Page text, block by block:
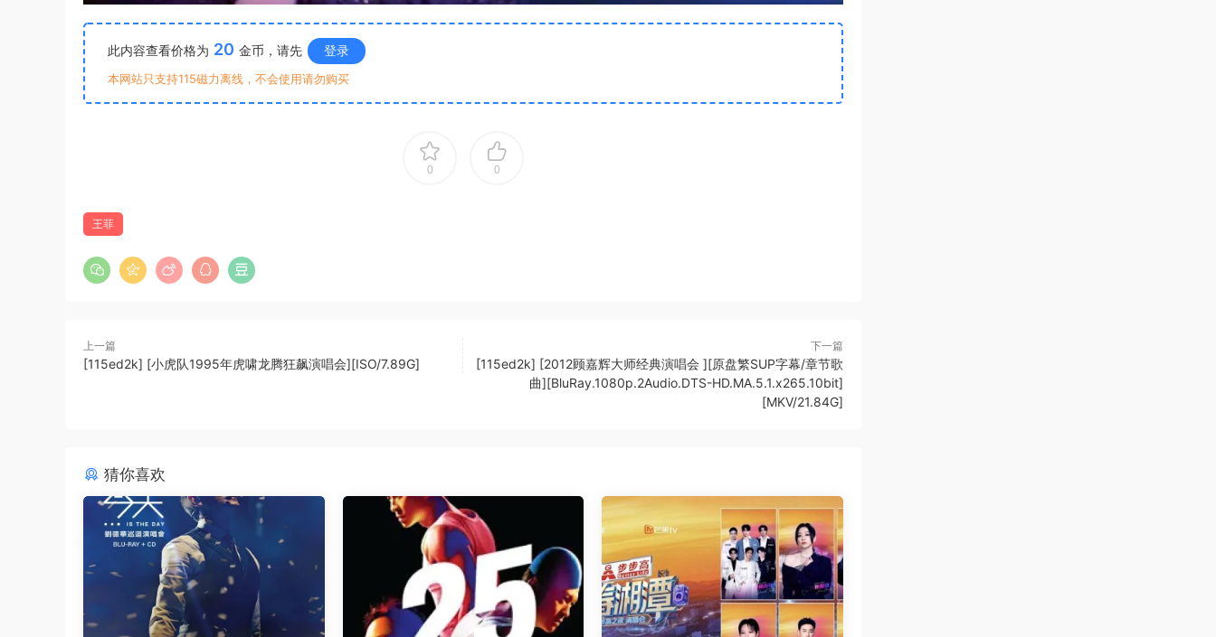
此内容查看价格为 20 金币，请先 登录
本网站只支持115磁力离线，不会使用请勿购买
0 0
王菲
上一篇
[115ed2k] [小虎队1995年虎啸龙腾狂飙演唱会][ISO/7.89G]
下一篇
[115ed2k] [2012顾嘉辉大师经典演唱会 ][原盘繁SUP字幕/章节歌
曲][BluRay.1080p.2Audio.DTS-HD.MA.5.1.x265.10bit]
[MKV/21.84G]
猜你喜欢